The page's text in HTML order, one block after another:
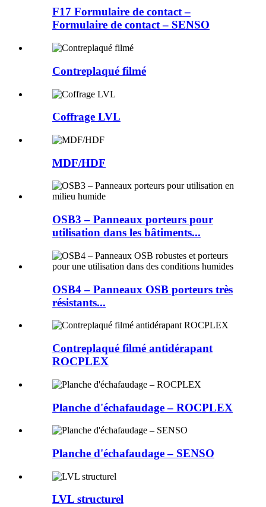
F17 Formulaire de contact –
Formulaire de contact – SENSO
Contreplaqué filmé
Coffrage LVL
MDF/HDF
OSB3 – Panneaux porteurs pour
utilisation dans les bâtiments...
OSB4 – Panneaux OSB porteurs très
résistants...
Contreplaqué filmé antidérapant
ROCPLEX
Planche d'échafaudage – ROCPLEX
Planche d'échafaudage – SENSO
LVL structurel